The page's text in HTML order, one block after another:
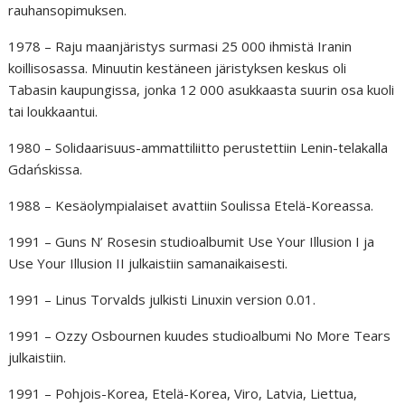
rauhansopimuksen.
1978 – Raju maanjäristys surmasi 25 000 ihmistä Iranin
koillisosassa. Minuutin kestäneen järistyksen keskus oli
Tabasin kaupungissa, jonka 12 000 asukkaasta suurin osa kuoli
tai loukkaantui.
1980 – Solidaarisuus-ammattiliitto perustettiin Lenin-telakalla
Gdańskissa.
1988 – Kesäolympialaiset avattiin Soulissa Etelä-Koreassa.
1991 – Guns N’ Rosesin studioalbumit Use Your Illusion I ja
Use Your Illusion II julkaistiin samanaikaisesti.
1991 – Linus Torvalds julkisti Linuxin version 0.01.
1991 – Ozzy Osbournen kuudes studioalbumi No More Tears
julkaistiin.
1991 – Pohjois-Korea, Etelä-Korea, Viro, Latvia, Liettua,